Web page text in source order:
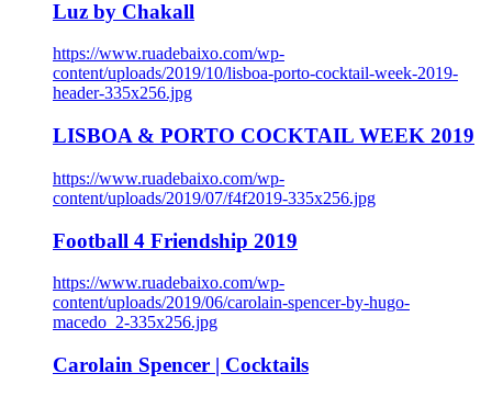
Luz by Chakall
https://www.ruadebaixo.com/wp-
content/uploads/2019/10/lisboa-porto-cocktail-week-2019-
header-335x256.jpg
LISBOA & PORTO COCKTAIL WEEK 2019
https://www.ruadebaixo.com/wp-
content/uploads/2019/07/f4f2019-335x256.jpg
Football 4 Friendship 2019
https://www.ruadebaixo.com/wp-
content/uploads/2019/06/carolain-spencer-by-hugo-
macedo_2-335x256.jpg
Carolain Spencer | Cocktails